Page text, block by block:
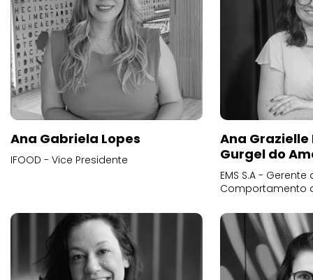
Ana Gabriela Lopes
IFOOD - Vice Presidente
Ana
Gurgel do
EMS S.A -
Comportamento